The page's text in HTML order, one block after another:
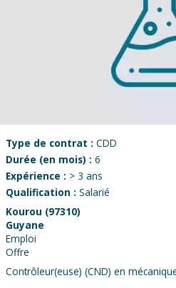
Type de contrat : CDD
Durée (en mois) : 6
Expérience : > 3 ans
Qualification : Salarié
Kourou (97310)
Guyane
Emploi
Offre
Contrôleur(euse) (CND) en